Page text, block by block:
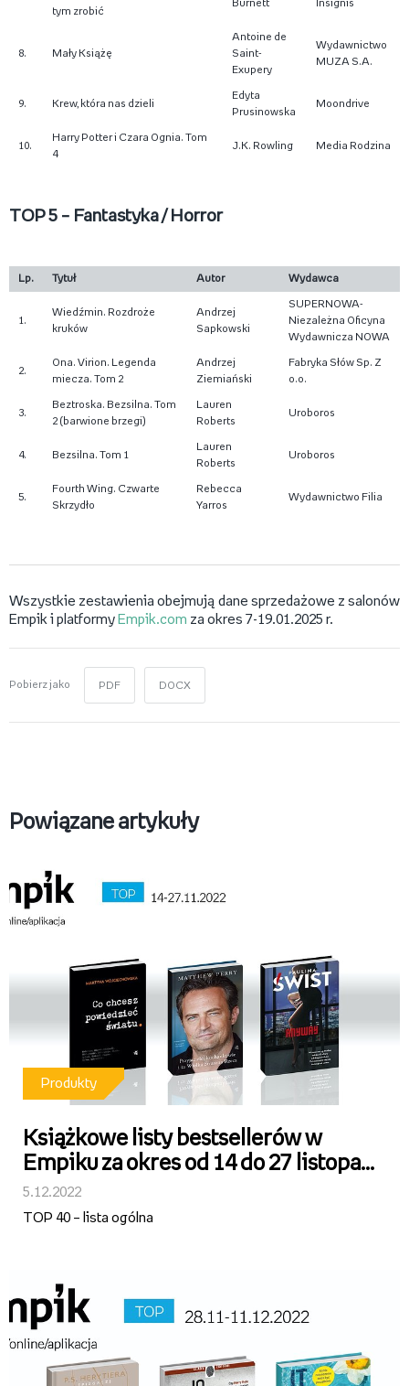
tym zrobić
Burnett Insignis
8. Mały Książę
Antoine de
Saint-
Exupery
Wydawnictwo
MUZA S.A.
9. Krew, która nas dzieli
Edyta
Prusinowska
Moondrive
10.
Harry Potter i Czara Ognia. Tom
4
J.K. Rowling Media Rodzina
TOP 5 – Fantastyka / Horror
Lp. Tytuł Autor Wydawca
1.
Wiedźmin. Rozdroże
kruków
Andrzej
Sapkowski
SUPERNOWA-
Niezależna Oficyna
Wydawnicza NOWA
2.
Ona. Virion. Legenda
miecza. Tom 2
Andrzej
Ziemiański
Fabryka Słów Sp. Z
o.o.
3.
Beztroska. Bezsilna. Tom
2 (barwione brzegi)
Lauren
Roberts
Uroboros
4. Bezsilna. Tom 1
Lauren
Roberts
Uroboros
5.
Fourth Wing. Czwarte
Skrzydło
Rebecca
Yarros
Wydawnictwo Filia
Wszystkie zestawienia obejmują dane sprzedażowe z salonów
Empik i platformy Empik.com za okres 7-19.01.2025 r.
Pobierz jako PDF DOCX
Powiązane artykuły
Produkty
Książkowe listy bestsellerów w
Empiku za okres od 14 do 27 listopada
2022 r.
5.12.2022
TOP 40 – lista ogólna